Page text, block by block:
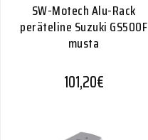
SW-Motech Alu-Rack
peräteline Suzuki GS500F
musta
101,20€